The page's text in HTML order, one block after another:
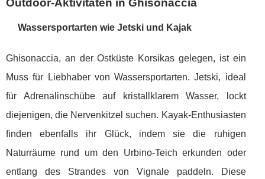
Outdoor-Aktivitäten in Ghisonaccia
Wassersportarten wie Jetski und Kajak
Ghisonaccia, an der Ostküste Korsikas gelegen, ist ein
Muss für Liebhaber von Wassersportarten. Jetski, ideal
für Adrenalinschübe auf kristallklarem Wasser, lockt
diejenigen, die Nervenkitzel suchen. Kayak-Enthusiasten
finden ebenfalls ihr Glück, indem sie die ruhigen
Naturräume rund um den Urbino-Teich erkunden oder
entlang des Strandes von Vignale paddeln. Diese